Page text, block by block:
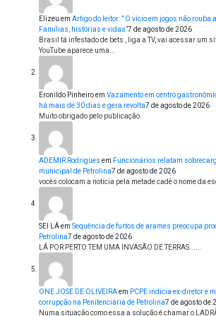
Elizeu em Artigo do leitor: ” O vício em jogos não rouba
Famílias, histórias e vidas”7 de agosto de 2026
Brasil tá infestado de bets , liga a TV, vai acessar um
YouTube aparece uma…
Eronildo Pinheiroem Vazamento em centro
há mais de 30 dias e gera revolta7 de agosto de 2026
Muito obrigado pelo publicação.
ADEMIR Rodrigues em Funcionários relatam
municipal de Petrolina7 de agosto de 2026
vocês colocam a notícia pela metade cadê o nome da
SEI LÁem Sequência de furtos de arames preocupa
Petrolina7 de agosto de 2026
LÁ POR PERTO TEM UMA INVASÃO DE TERRAS......
ONE JOSE DE OLIVEIRAem PCPE indicia ex-diretor e
corrupção na Penitenciária de Petrolina7 de agosto de
Numa situação como essa a solução é chamar o